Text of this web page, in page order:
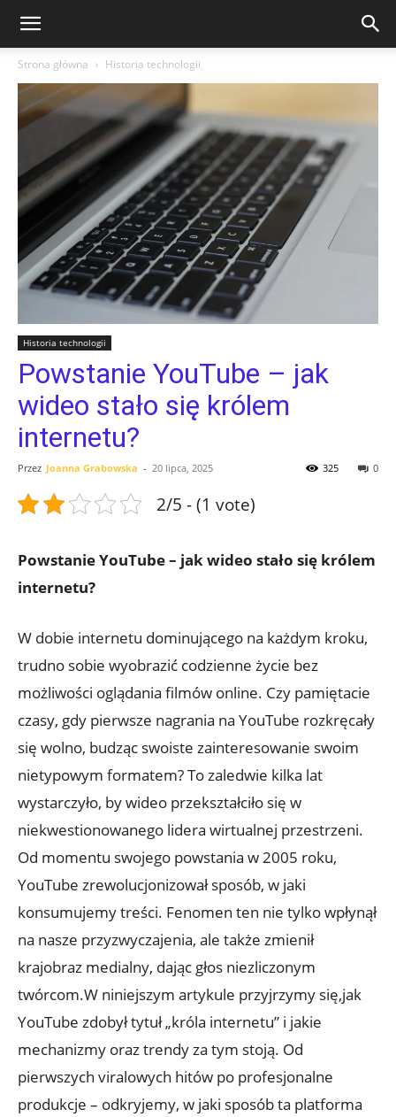
Strona główna Historia technologii
Historia technologii
Powstanie YouTube – jak
wideo stało się królem
internetu?
Przez Joanna Grabowska - 20 lipca, 2025 0
325
2/5 - (1 vote)
Powstanie YouTube – jak wideo stało się królem
internetu?
W dobie internetu dominującego na każdym kroku,
trudno sobie wyobrazić codzienne życie bez
możliwości oglądania filmów online. Czy pamiętacie
czasy, gdy pierwsze nagrania na YouTube rozkręcały
się wolno, budząc swoiste zainteresowanie swoim
nietypowym formatem? To zaledwie kilka lat
wystarczyło, by wideo przekształciło się w
niekwestionowanego lidera wirtualnej przestrzeni.
Od momentu swojego powstania w 2005 roku,
YouTube zrewolucjonizował sposób, w jaki
konsumujemy treści. Fenomen ten nie tylko wpłynął
na nasze przyzwyczajenia, ale także zmienił
krajobraz medialny, dając głos niezliczonym
twórcom.W niniejszym artykule przyjrzymy się,jak
YouTube zdobył tytuł „króla internetu” i jakie
mechanizmy oraz trendy za tym stoją. Od
pierwszych viralowych hitów po profesjonalne
produkcje – odkryjemy, w jaki sposób ta platforma